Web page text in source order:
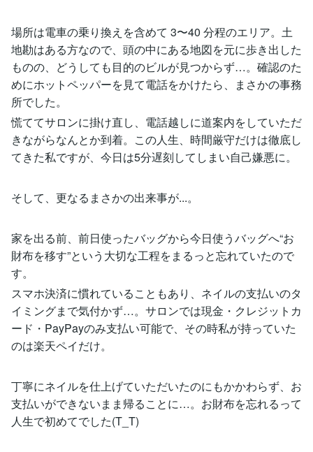
場所は電車の乗り換えを含めて 3〜40 分程のエリア。土
地勘はある方なので、頭の中にある地図を元に歩き出した
ものの、どうしても目的のビルが見つからず…。確認のた
めにホットペッパーを見て電話をかけたら、まさかの事務
所でした。
慌ててサロンに掛け直し、電話越しに道案内をしていただ
きながらなんとか到着。この人生、時間厳守だけは徹底し
てきた私ですが、今日は5分遅刻してしまい自己嫌悪に。
そして、更なるまさかの出来事が...。
家を出る前、前日使ったバッグから今日使うバッグへ“お
財布を移す”という大切な工程をまるっと忘れていたので
す。
スマホ決済に慣れていることもあり、ネイルの支払いのタ
イミングまで気付かず…。サロンでは現金・クレジットカ
ード・PayPayのみ支払い可能で、その時私が持っていた
のは楽天ペイだけ。
丁寧にネイルを仕上げていただいたのにもかかわらず、お
支払いができないまま帰ることに…。お財布を忘れるって
人生で初めてでした(T_T)